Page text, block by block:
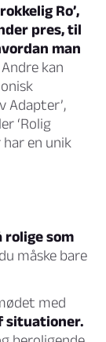
Ro’,
pres, til
man
Andre kan
Adapter’,
‘Rolig
en unik
rolige som
måske bare
med
situationer.